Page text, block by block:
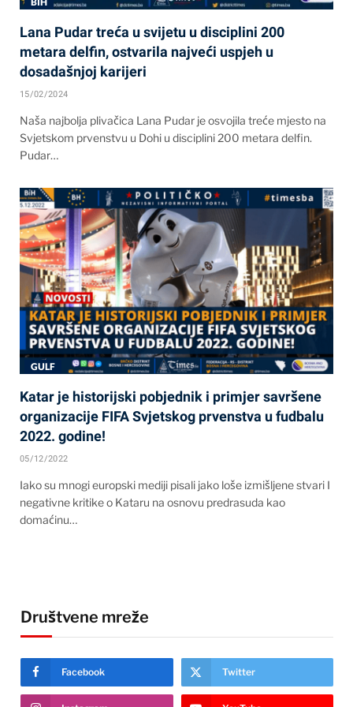
Lana Pudar treća u svijetu u disciplini 200
metara delfin, ostvarila najveći uspjeh u
dosadašnjoj karijeri
15/02/2024
Naša najbolja plivačica Lana Pudar je osvojila treće mjesto na
Svjetskom prvenstvu u Dohi u disciplini 200 metara delfin.
Pudar…
GULF
Katar je historijski pobjednik i primjer savršene
organizacije FIFA Svjetskog prvenstva u fudbalu
2022. godine!
05/12/2022
Iako su mnogi europski mediji pisali jako loše izmišljene stvari I
negativne kritike o Kataru na osnovu predrasuda kao
domaćinu…
Društvene mreže
Facebook Twitter